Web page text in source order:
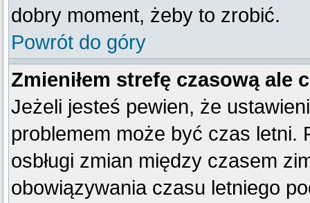
dobry moment, żeby to zrobić.
Powrót do góry
Zmieniłem strefę czasową ale
Jeżeli jesteś pewien, że
problemem może być czas letni.
osbługi zmian między czasem
obowiązywania czasu letniego